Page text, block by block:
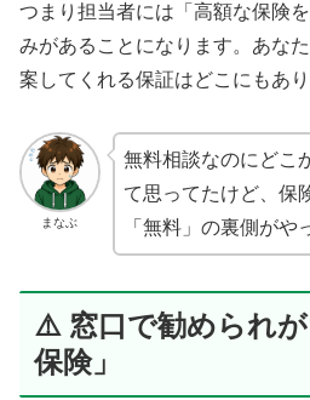
つまり担当者には「高額な保険
みがあることになります。あな
案してくれる保証はどこにもあり
まなぶ
無料相談なのにどこ
て思ってたけど、保
「無料」の裏側がや
⚠️ 窓口で勧められ
保険」